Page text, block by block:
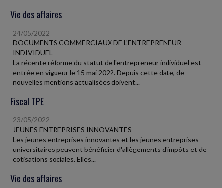
Vie des affaires
24/05/2022
DOCUMENTS COMMERCIAUX DE L'ENTREPRENEUR
INDIVIDUEL
La récente réforme du statut de l'entrepreneur individuel est
entrée en vigueur le 15 mai 2022. Depuis cette date, de
nouvelles mentions actualisées doivent...
Fiscal TPE
23/05/2022
JEUNES ENTREPRISES INNOVANTES
Les jeunes entreprises innovantes et les jeunes entreprises
universitaires peuvent bénéficier d'allègements d'impôts et de
cotisations sociales. Elles...
Vie des affaires